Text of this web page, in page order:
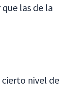
las de la
nivel de